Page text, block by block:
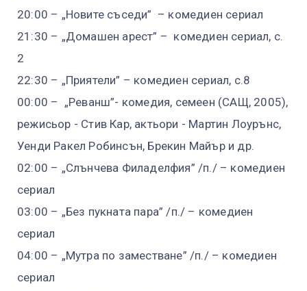
20:00 – „Новите съседи” – комедиен сериал
21:30 – „Домашен арест” – комедиен сериал, с.
2
22:30 – „Приятели” – комедиен сериал, с.8
00:00 – „Реванш”- комедия, семеен (САЩ, 2005),
режисьор - Стив Кар, актьори - Мартин Лоурънс,
Уенди Ракел Робинсън, Брекин Майър и др.
02:00 – „Слънчева Филаделфия” /п./ – комедиен
сериал
03:00 – „Без пукната пара” /п./ – комедиен
сериал
04:00 – „Мутра по заместване” /п./ – комедиен
сериал